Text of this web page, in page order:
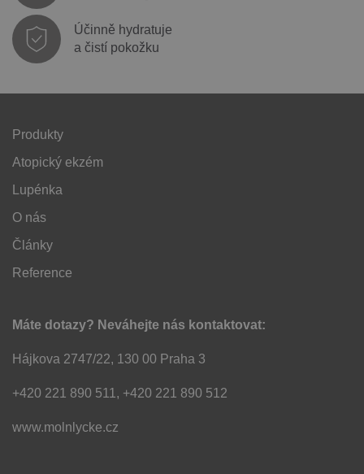
Účinně hydratuje
a čistí pokožku
Produkty
Atopický ekzém
Lupénka
O nás
Články
Reference
Máte dotazy? Neváhejte nás kontaktovat:
Hájkova 2747/22, 130 00 Praha 3
+420 221 890 511, +420 221 890 512
www.molnlycke.cz